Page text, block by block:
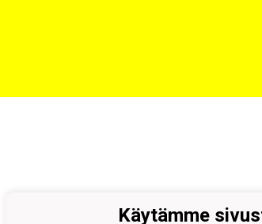
Käytämme